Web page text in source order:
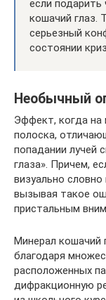
если подарить
кошачий глаз.
серьезный
состоянии
Необычный
Эффект, когда на
полоска,
попадании лучей
глаза». Причем,
визуально
вызывая такое
пристальным
Минерал кошачий
благодаря
расположенных
дифракционную